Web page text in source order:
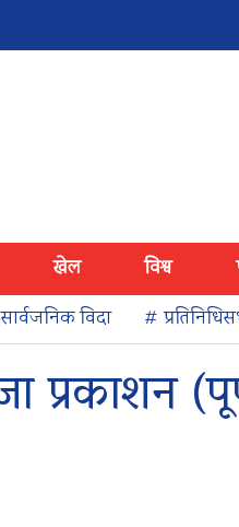
खेल विश्व
विदा #
प्रकाशन